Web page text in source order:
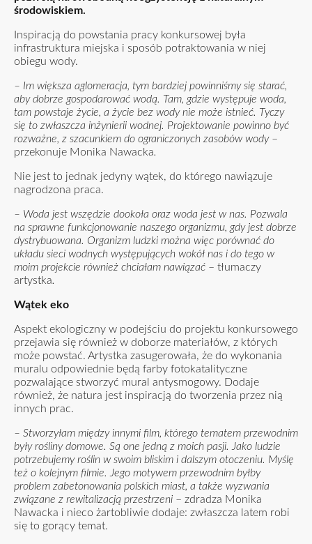
środowiskiem.
Inspiracją do powstania pracy konkursowej była
infrastruktura miejska i sposób potraktowania w niej
obiegu wody.
– Im większa aglomeracja, tym bardziej powinniśmy się starać,
aby dobrze gospodarować wodą. Tam, gdzie występuje woda,
tam powstaje życie, a życie bez wody nie może istnieć. Tyczy
się to zwłaszcza inżynierii wodnej. Projektowanie powinno być
rozważne, z szacunkiem do ograniczonych zasobów wody –
przekonuje Monika Nawacka.
Nie jest to jednak jedyny wątek, do którego nawiązuje
nagrodzona praca.
– Woda jest wszędzie dookoła oraz woda jest w nas. Pozwala
na sprawne funkcjonowanie naszego organizmu, gdy jest dobrze
dystrybuowana. Organizm ludzki można więc porównać do
układu sieci wodnych występujących wokół nas i do tego w
moim projekcie również chciałam nawiązać – tłumaczy
artystka.
Wątek eko
Aspekt ekologiczny w podejściu do projektu konkursowego
przejawia się również w doborze materiałów, z których
może powstać. Artystka zasugerowała, że do wykonania
muralu odpowiednie będą farby fotokatalityczne
pozwalające stworzyć mural antysmogowy. Dodaje
również, że natura jest inspiracją do tworzenia przez nią
innych prac.
– Stworzyłam między innymi film, którego tematem przewodnim
były rośliny domowe. Są one jedną z moich pasji. Jako ludzie
potrzebujemy roślin w swoim bliskim i dalszym otoczeniu. Myślę
też o kolejnym filmie. Jego motywem przewodnim byłby
problem zabetonowania polskich miast, a także wyzwania
związane z rewitalizacją przestrzeni – zdradza Monika
Nawacka i nieco żartobliwie dodaje: zwłaszcza latem robi
się to gorący temat.